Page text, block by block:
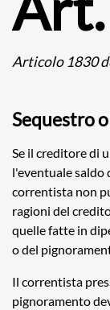
Articolo 1830
Sequestro
Se il creditore di
l'eventuale saldo
correntista non
ragioni del
quelle fatte in
o del
Il correntista
pignoramento